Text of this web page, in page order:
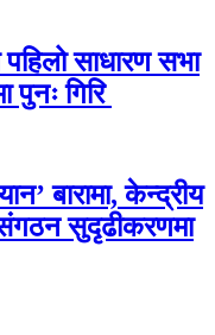
साधारण सभा
पुनः गिरि
बारामा, केन्द्रीय
संगठन सुदृढीकरणमा